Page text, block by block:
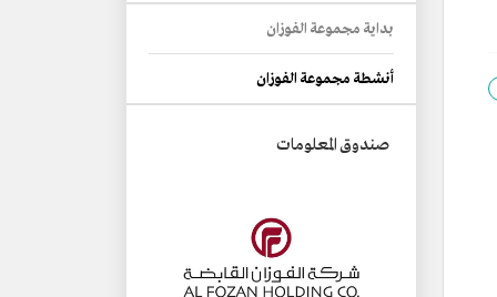
بداية مجموعة الفوزان
أنشطة مجموعة الفوزان
صندوق المعلومات